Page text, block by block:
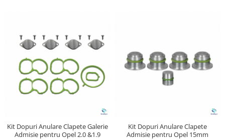
Kit Dopuri Anulare Clapete Galerie
Admisie pentru Opel 2.0 &1.9
Kit Dopuri Anulare Clapete
Admisie pentru Opel 15mm